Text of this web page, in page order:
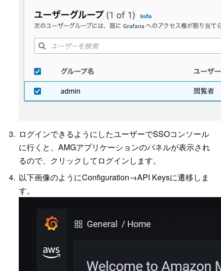
ログインできるようにしたユーザーでSSOコンソール
に行くと、AMGアプリケーションのパネルが表示され
るので、クリックしてログインします。
以下画像のようにConfiguration→API Keysに遷移しま
す。